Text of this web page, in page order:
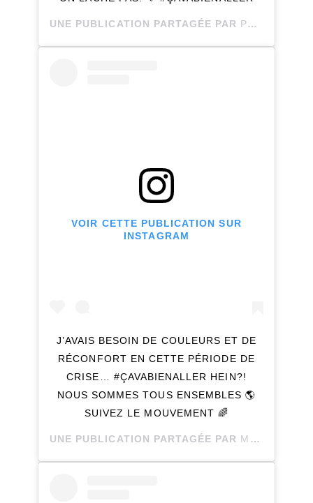
UNE PUBLICATION PARTAGÉE PAR PASCALE-AUDRÉE MAEGERLI
VOIR CETTE PUBLICATION SUR
INSTAGRAM
J’AVAIS BESOIN DE COULEURS ET DE
RÉCONFORT EN CETTE PÉRIODE DE
CRISE… #ÇAVABIENALLER HEIN?!
NOUS SOMMES TOUS ENSEMBLES 🌎
SUIVEZ LE MOUVEMENT 🌈
UNE PUBLICATION PARTAGÉE PAR MARIE JOELLE LACOMBE